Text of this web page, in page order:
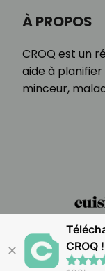
À PROPOS
CROQ est un
aide à
minceur,
✕
CROQ !